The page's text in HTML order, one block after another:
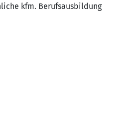
kfm. Berufsausbildung